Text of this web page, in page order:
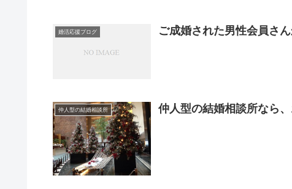
婚活応援ブログ ご成婚された男性会員さ
仲人型の結婚相談所 仲人型の結婚相談所なら